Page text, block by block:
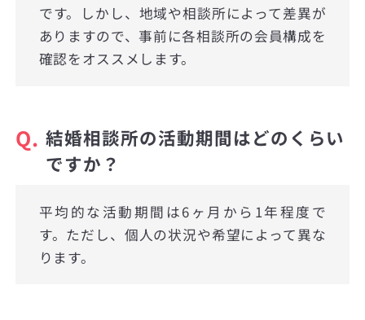
です。しかし、地域や相談所によって差異が
ありますので、事前に各相談所の会員構成を
確認をオススメします。
Q. 結婚相談所の活動期間はどのくらい
ですか？
平均的な活動期間は6ヶ月から1年程度で
す。ただし、個人の状況や希望によって異な
ります。